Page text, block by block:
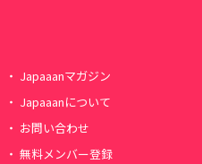
Japaaanマガジン
Japaaanについて
お問い合わせ
無料メンバー登録